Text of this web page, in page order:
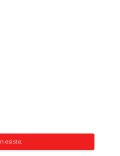
esiste.